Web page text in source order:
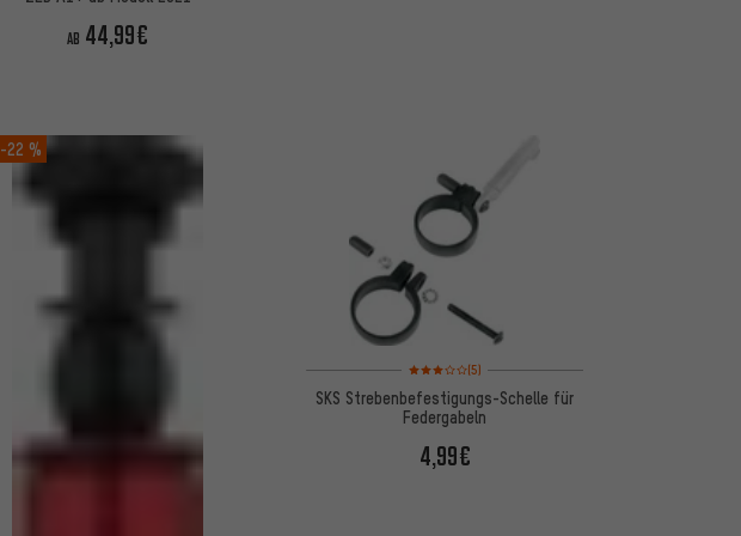
AB 44,99€
-22 %
Bewertungen: 3 von 5 basierend auf 5 Bewertungen
(5)
SKS Strebenbefestigungs-Schelle für
Federgabeln
4,99€